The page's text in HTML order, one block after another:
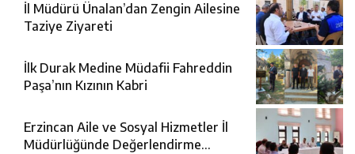
İl Müdürü Ünalan’dan Zengin Ailesine
Taziye Ziyareti
İlk Durak Medine Müdafii Fahreddin
Paşa’nın Kızının Kabri
Erzincan Aile ve Sosyal Hizmetler İl
Müdürlüğünde Değerlendirme